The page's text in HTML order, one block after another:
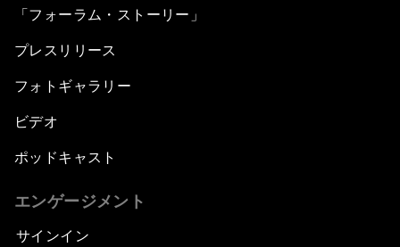
「フォーラム・ストーリー」
プレスリリース
フォトギャラリー
ビデオ
ポッドキャスト
エンゲージメント
サインイン